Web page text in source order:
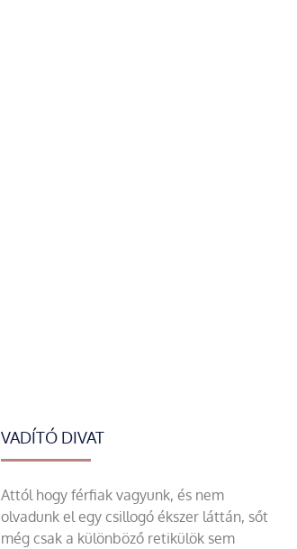
VADÍTÓ DIVAT
Attól hogy férfiak vagyunk, és nem
olvadunk el egy csillogó ékszer láttán, sőt
még csak a különböző retikülök sem